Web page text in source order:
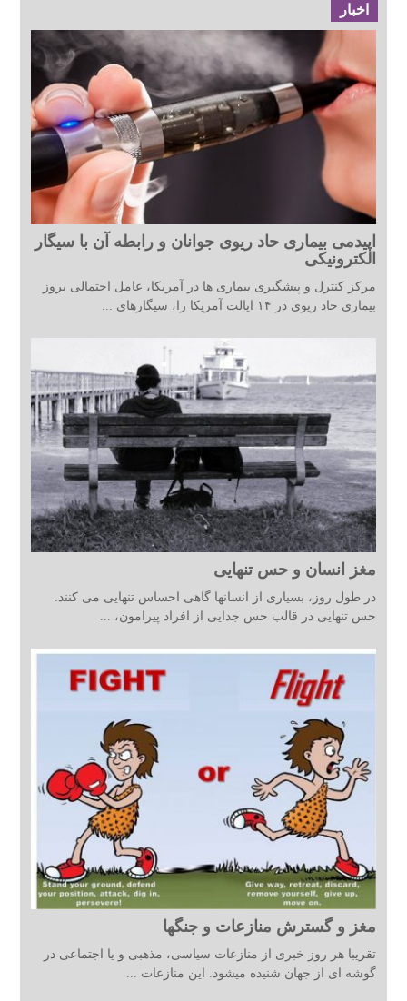
اخبار
اپیدمی بیماری حاد ریوی جوانان و رابطه آن با سیگار
الکترونیکی
مرکز کنترل و پیشگیری بیماری ها در آمریکا، عامل احتمالی بروز
بیماری حاد ریوی در ۱۴ ایالت آمریکا را، سیگارهای ...
مغز انسان و حس تنهایی
در طول روز، بسیاری از انسانها گاهی احساس تنهایی می کنند.
حس تنهایی در قالب حس جدایی از افراد پیرامون، ...
مغز و گسترش منازعات و جنگها
تقریبا هر روز خبری از منازعات سیاسی، مذهبی و یا اجتماعی در
گوشه ای از جهان شنیده میشود. این منازعات ...